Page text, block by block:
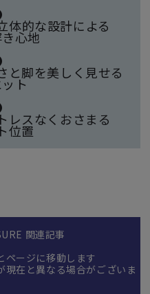
体的な設計による
心地
と脚を美しく見せる
ト
レスなくおさまる
位置
関連記事
ページに移動します
在と異なる場合がございま